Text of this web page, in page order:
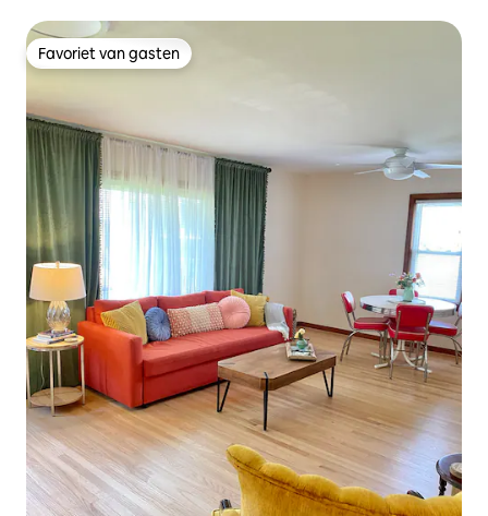
Favoriet van gasten
Favoriet van gasten